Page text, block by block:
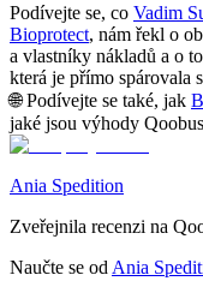
Podívejte se, co Vadim
Bioprotect, nám řekl o
a vlastníky nákladů a o
která je přímo spárovala
🌐Podívejte se také, jak
jaké jsou výhody
Ania Spedition
Zveřejnila recenzi na
Naučte se od Ania